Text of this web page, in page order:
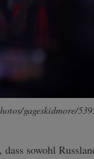
gageskidmore/
sowohl